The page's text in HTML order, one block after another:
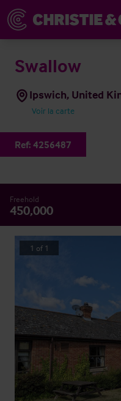
Swallow
Ipswich, United
Voir la carte
Ref: 4256487
Freehold
450,000
1 of 1